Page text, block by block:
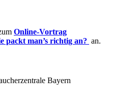
Online-Vortrag
packt man’s richtig an? an.
Bayern